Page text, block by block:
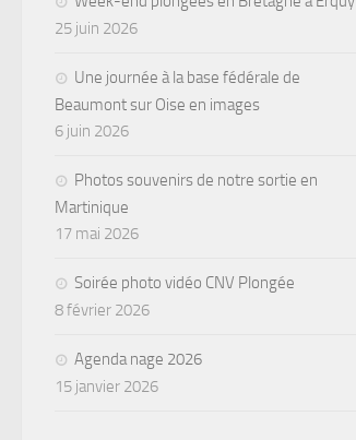
25 juin 2026
Une journée à la base fédérale de
Beaumont sur Oise en images
6 juin 2026
Photos souvenirs de notre sortie en
Martinique
17 mai 2026
Soirée photo vidéo CNV Plongée
8 février 2026
Agenda nage 2026
15 janvier 2026